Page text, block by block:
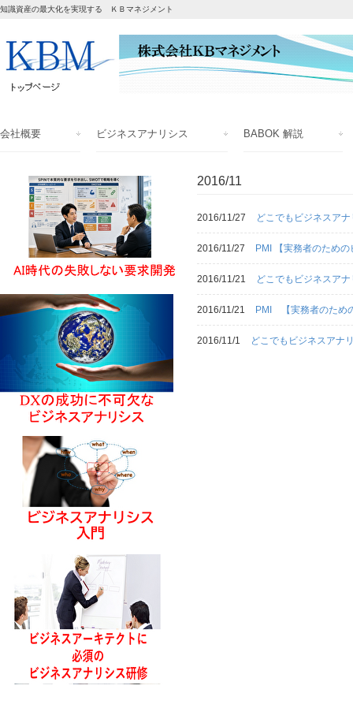
知識資産の最大化を実現する ＫＢマネジメント
会社概要 ビジネスアナリシス BABOK 解説
2016/11
2016/11/27 どこでもビジネスア
2016/11/27 PMI 【実務者のため
2016/11/21 どこでもビジネスア
2016/11/21 PMI 【実務者のため
2016/11/1 どこでもビジネスア